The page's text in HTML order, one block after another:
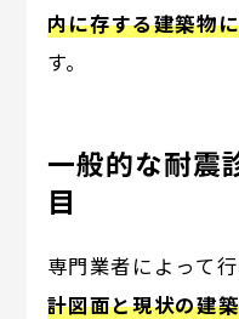
内に存する建築物
す。
一般的な耐震
目
専門業者によって
計図面と現状の建